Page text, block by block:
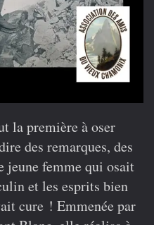
la première à oser
des remarques, des
jeune femme qui osait
et les esprits bien
cure ! Emmenée par